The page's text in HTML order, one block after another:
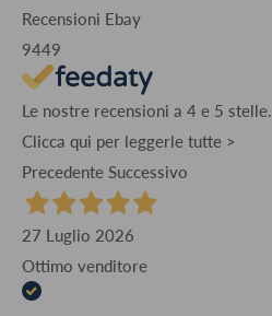
Recensioni Ebay
9449
Le nostre recensioni a 4 e 5 stelle.
Clicca qui per leggerle tutte >
Precedente Successivo
27 Luglio 2026
Ottimo venditore